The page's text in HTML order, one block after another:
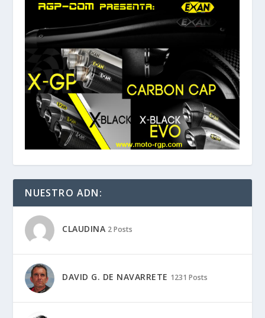
NUESTRO ADN:
CLAUDINA 2 Posts
DAVID G. DE NAVARRETE 1231 Posts